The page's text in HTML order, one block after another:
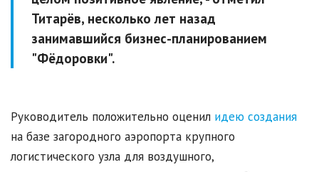
Титарёв, несколько лет назад
занимавшийся бизнес-планированием
"Фёдоровки".
Руководитель положительно оценил идею создания
на базе загородного аэропорта крупного
логистического узла для воздушного,